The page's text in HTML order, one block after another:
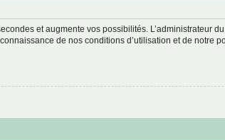
et augmente vos possibilités. L’administrateur
de nos conditions d’utilisation et de notre